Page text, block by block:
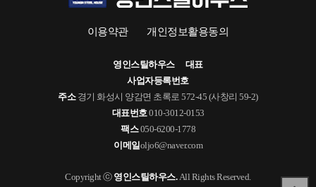
이용약관 개인정보활용동의
영인스틸하우스
대표
사업자등록번호
주소경기 화성시 양감면 초록로 572-45 (사창리 59-2)
대표번호010-3012-0153
팩스050-6200-1778
이메일oljo6@naver.com
Copyright ⓒ 영인스틸하우스.All Rights Reserved.